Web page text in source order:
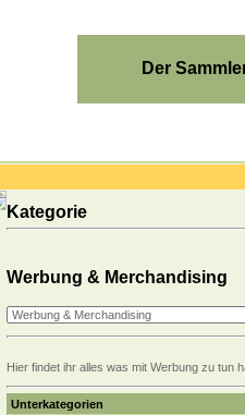
Der
Kategorie
Werbung & Merchandising
Hier findet ihr alles was mit Werbung zu tun
Unterkategorien